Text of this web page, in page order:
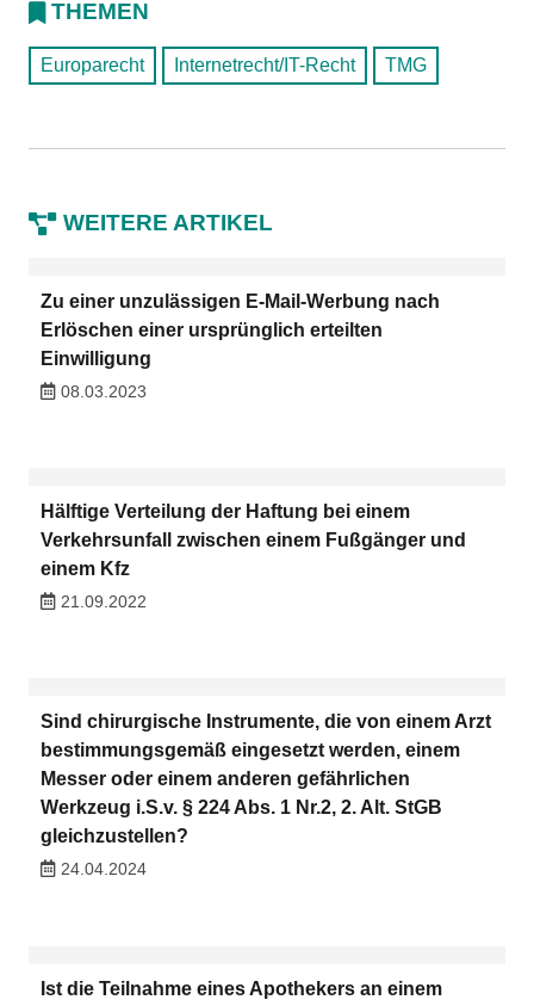
THEMEN
Europarecht Internetrecht/IT-Recht TMG
WEITERE ARTIKEL
Zu einer unzulässigen E-Mail-Werbung nach
Erlöschen einer ursprünglich erteilten
Einwilligung
08.03.2023
Hälftige Verteilung der Haftung bei einem
Verkehrsunfall zwischen einem Fußgänger und
einem Kfz
21.09.2022
Sind chirurgische Instrumente, die von einem Arzt
bestimmungsgemäß eingesetzt werden, einem
Messer oder einem anderen gefährlichen
Werkzeug i.S.v. § 224 Abs. 1 Nr.2, 2. Alt. StGB
gleichzustellen?
24.04.2024
Ist die Teilnahme eines Apothekers an einem